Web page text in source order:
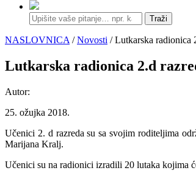
Traži
NASLOVNICA /Novosti / Lutkarska radionica
Lutkarska radionica 2.d
Autor:
25. ožujka 2018.
Učenici 2. d razreda su sa svojim roditeljima
Marijana Kralj. ​
Učenici su na radionici izradili 20 lutaka kojima